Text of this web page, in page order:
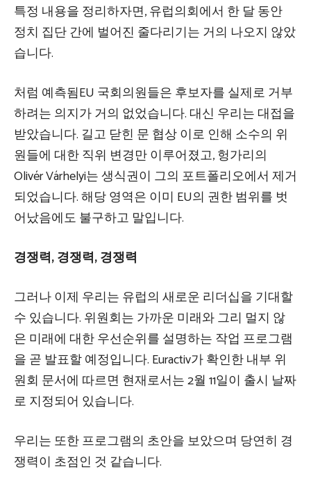
특정 내용을 정리하자면, 유럽의회에서 한 달 동안
정치 집단 간에 벌어진 줄다리기는 거의 나오지 않았
습니다.
처럼 예측됨EU 국회의원들은 후보자를 실제로 거부
하려는 의지가 거의 없었습니다. 대신 우리는 대접을
받았습니다. 길고 닫힌 문 협상이로 인해 소수의 위
원들에 대한 직위 변경만 이루어졌고, 헝가리의
Olivér Várhelyi는 생식권이 그의 포트폴리오에서 제거
되었습니다. 해당 영역은 이미 EU의 권한 범위를 벗
어났음에도 불구하고 말입니다.
경쟁력, 경쟁력, 경쟁력
그러나 이제 우리는 유럽의 새로운 리더십을 기대할
수 있습니다. 위원회는 가까운 미래와 그리 멀지 않
은 미래에 대한 우선순위를 설명하는 작업 프로그램
을 곧 발표할 예정입니다. Euractiv가 확인한 내부 위
원회 문서에 따르면 현재로서는 2월 11일이 출시 날짜
로 지정되어 있습니다.
우리는 또한 프로그램의 초안을 보았으며 당연히 경
쟁력이 초점인 것 같습니다.